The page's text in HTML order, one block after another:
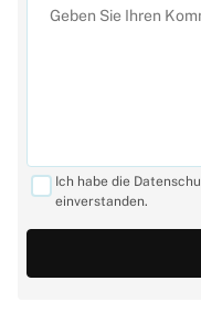
Ich habe die
einverstanden.